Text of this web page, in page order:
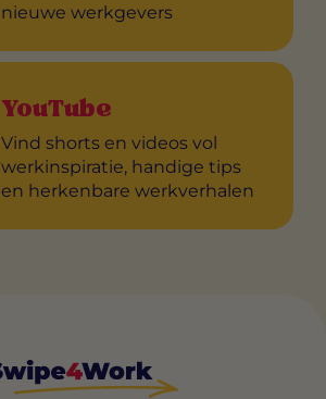
nieuwe werkgevers
YouTube
Vind shorts en videos vol
werkinspiratie, handige tips
en herkenbare werkverhalen